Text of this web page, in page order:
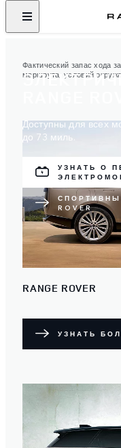
Доступны для всех
до 73 миль.
УЗНАТЬ О
ROVER
Фактический запас хода
маршрута, условий
RANGE ROVER
УЗНАТЬ